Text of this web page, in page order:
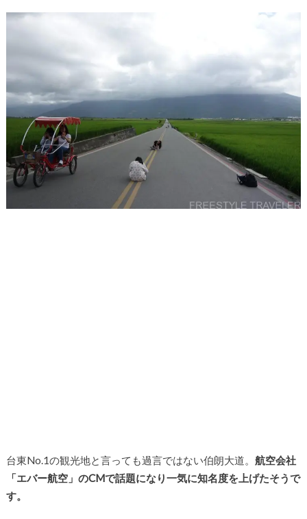
台東No.1の観光地と言っても過言ではない伯朗大道。 航空会社
「エバー航空」のCMで話題になり一気に知名度を上げたそうで
す。